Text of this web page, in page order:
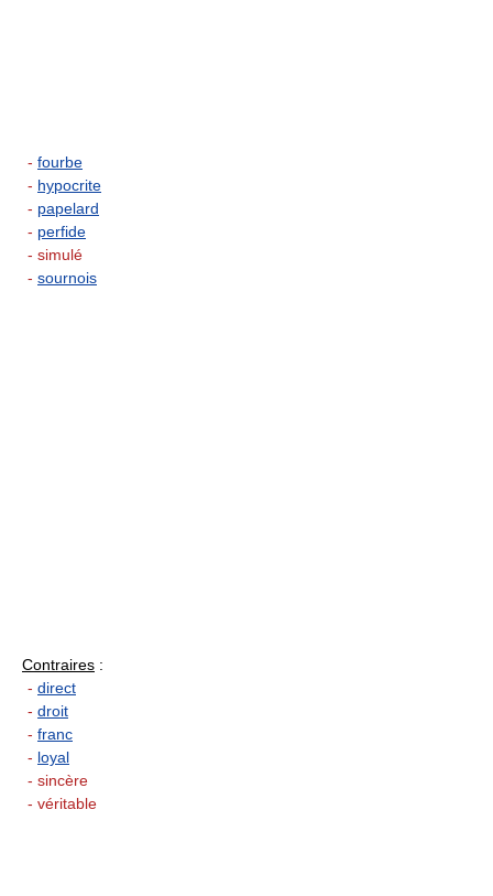
- fourbe
- hypocrite
- papelard
- perfide
- simulé
- sournois
Contraires :
- direct
- droit
- franc
- loyal
- sincère
- véritable